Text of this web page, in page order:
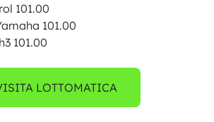
101.00
101.00
101.00
LOTTOMATICA